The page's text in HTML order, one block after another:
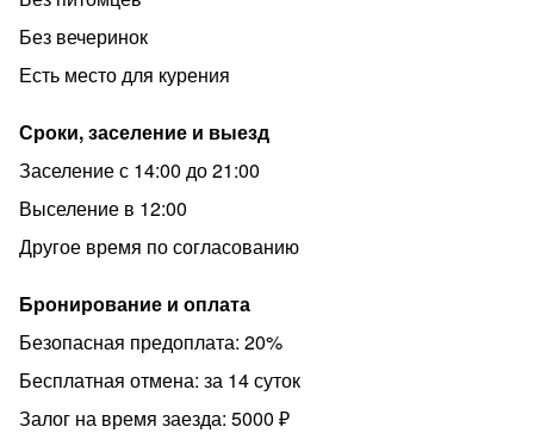
выселение с удержанием залога)
• С животными запрещено.
• Готовить в квартире сильно пахнущую пищу нельзя:
рыба, морепродукты (исключение - суши, роллы)
• Курить разрешается только в спец.отведенном месте.
Расчетный час: 12 часов
• ВЫЕЗД до 11-50
• Заселяем по ПАСПОРТУ для идентификации гостя
(фото не принимаем!)
• При заезде подписываем ДОГОВОР аренды, а также
вносится страховой депозит в размере
Без вечеринок
Есть место для курения
Сроки, заселение и выезд
Заселение с 14:00 до 21:00
Выселение в 12:00
Другое время по согласованию
Бронирование и оплата
Безопасная предоплата: 20%
Бесплатная отмена: за 14 суток
Залог на время заезда: 5000 ₽